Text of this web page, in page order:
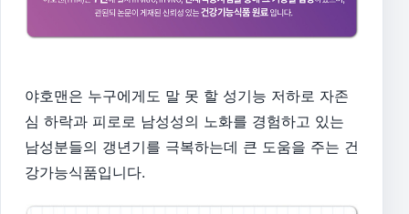
야호맨은 누구에게도 말 못 할 성기능 저하로 자존
심 하락과 피로로 남성성의 노화를 경험하고 있는
남성분들의 갱년기를 극복하는데 큰 도움을 주는 건
강가능식품입니다.